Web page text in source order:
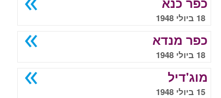
18 ביולי 1948
כפר מנדא
18 ביולי 1948
מוג'דיל
15 ביולי 1948